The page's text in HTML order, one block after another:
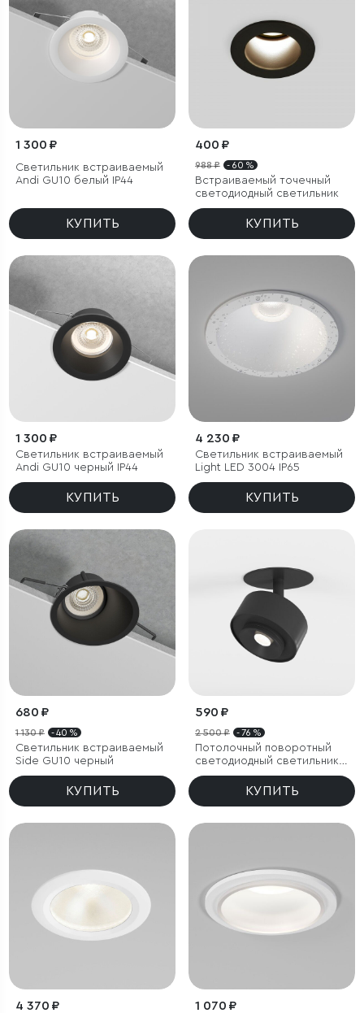
1 300 ₽
Светильник встраиваемый
Andi GU10 белый IP44
КУПИТЬ
400 ₽
988 ₽ - 60 %
Встраиваемый точечный
светодиодный светильник
КУПИТЬ
1 300 ₽
Светильник встраиваемый
Andi GU10 черный IP44
КУПИТЬ
4 230 ₽
Светильник встраиваемый
Light LED 3004 IP65
КУПИТЬ
680 ₽
1 130 ₽ - 40 %
Светильник встраиваемый
Side GU10 черный
КУПИТЬ
590 ₽
2 500 ₽ - 76 %
Потолочный поворотный
светодиодный светильник
Only 6W 4000K чёрный
КУПИТЬ
4 370 ₽ 1 070 ₽